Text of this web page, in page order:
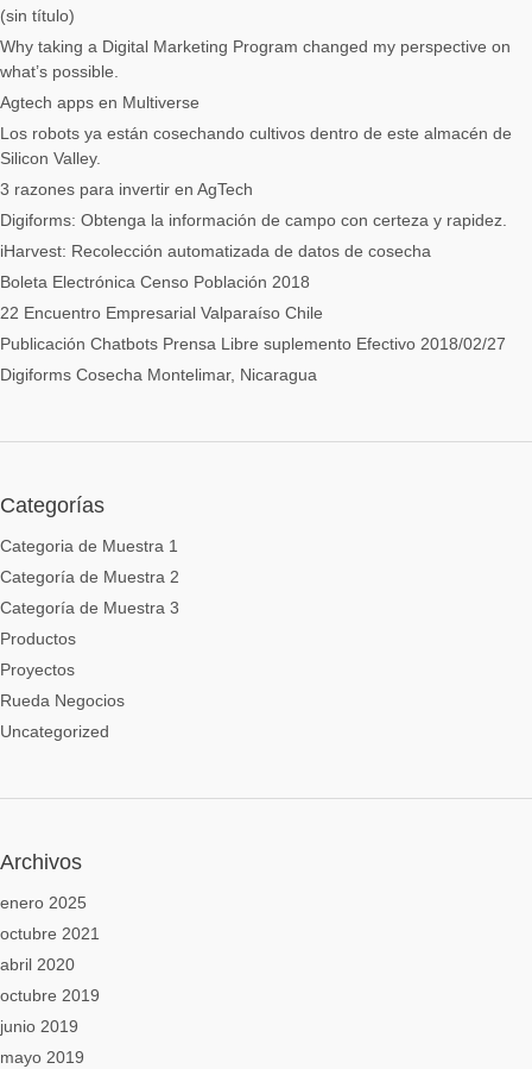
(sin título)
Why taking a Digital Marketing Program changed my perspective on
what’s possible.
Agtech apps en Multiverse
Los robots ya están cosechando cultivos dentro de este almacén de
Silicon Valley.
3 razones para invertir en AgTech
Digiforms: Obtenga la información de campo con certeza y rapidez.
iHarvest: Recolección automatizada de datos de cosecha
Boleta Electrónica Censo Población 2018
22 Encuentro Empresarial Valparaíso Chile
Publicación Chatbots Prensa Libre suplemento Efectivo 2018/02/27
Digiforms Cosecha Montelimar, Nicaragua
Categorías
Categoria de Muestra 1
Categoría de Muestra 2
Categoría de Muestra 3
Productos
Proyectos
Rueda Negocios
Uncategorized
Archivos
enero 2025
octubre 2021
abril 2020
octubre 2019
junio 2019
mayo 2019